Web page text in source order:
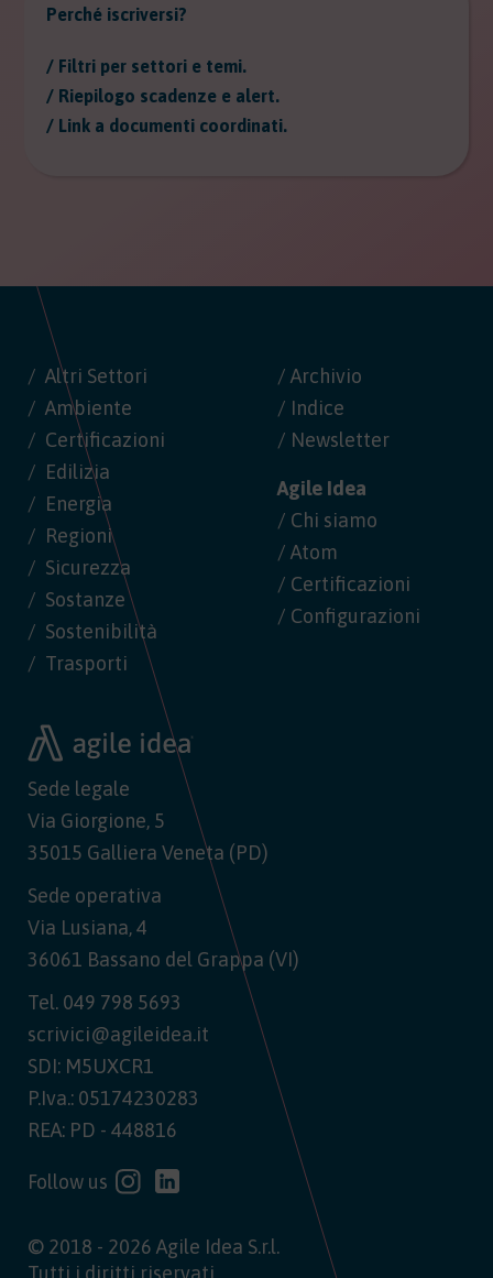
Perché iscriversi?
/ Filtri per settori e temi.
/ Riepilogo scadenze e alert.
/ Link a documenti coordinati.
Altri Settori
Ambiente
Certificazioni
Edilizia
Energia
Regioni
Sicurezza
Sostanze
Sostenibilità
Trasporti
/ Archivio
/ Indice
/ Newsletter
Agile Idea
/ Chi siamo
/ Atom
/ Certificazioni
/ Configurazioni
Sede legale
Via Giorgione, 5
35015 Galliera Veneta (PD)
Sede operativa
Via Lusiana, 4
36061 Bassano del Grappa (VI)
Tel. 049 798 5693
scrivici@agileidea.it
SDI: M5UXCR1
P.Iva.: 05174230283
REA: PD - 448816
Follow us
© 2018 - 2026 Agile Idea S.r.l.
Tutti i diritti riservati